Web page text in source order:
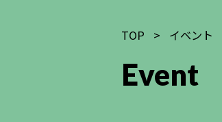
TOP > イベント
Event